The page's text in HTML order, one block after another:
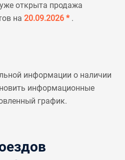
открыта продажа
на 20.09.2026 * .
информации о наличии
информационные
график.